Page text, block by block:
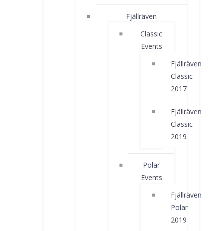
Fjällräven
Classic
Events
Fjällräven
Classic
2017
Fjällräven
Classic
2019
Polar
Events
Fjällräven
Polar
2019